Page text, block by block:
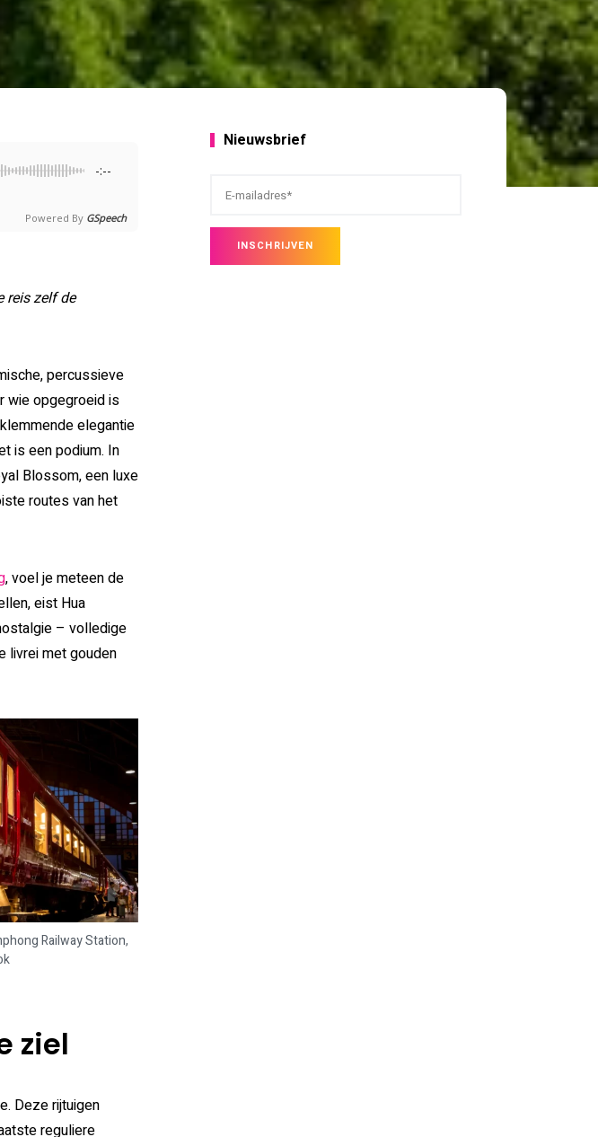
-:--
Powered By GSpeech
reis zelf de
percussieve
wie opgegroeid is
elegantie
is een podium. In
Blossom, een luxe
routes van het
, voel je meteen de
eist Hua
– volledige
livrei met gouden
Railway Station,
ziel
Deze rijtuigen
reguliere
Nieuwsbrief